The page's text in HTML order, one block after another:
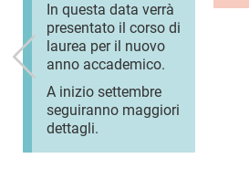
In questa data verrà
presentato il corso di
laurea per il nuovo
anno accademico.
A inizio settembre
seguiranno maggiori
dettagli.